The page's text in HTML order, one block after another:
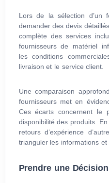
Lors de la sélection d’un
demander des devis
complète des services
fournisseurs de matériel
les conditions
livraison et le service client.
Une comparaison
fournisseurs met en
Ces écarts concernent le
disponibilité des produits.
retours d’expérience
trianguler les informations et
Prendre une